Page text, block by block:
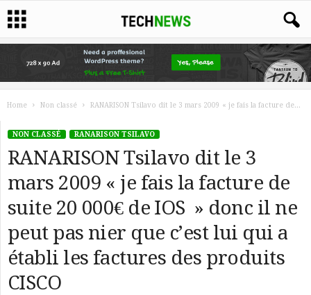
Home Non classé RANARISON Tsilavo dit le 3 mars 2009 « je fais la facture de...
NON CLASSÉ RANARISON TSILAVO
RANARISON Tsilavo dit le 3
mars 2009 « je fais la facture de
suite 20 000€ de IOS » donc il ne
peut pas nier que c’est lui qui a
établi les factures des produits
CISCO